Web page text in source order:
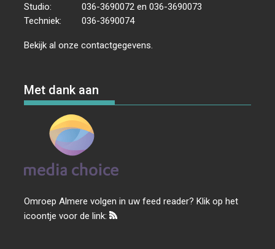
Studio:
036-3690072 en 036-3690073
Techniek:
036-3690074
Bekijk al onzecontactgegevens
Met dank aan
Omroep Almere volgen in uw feed reader? Klik op het
icoontje voor de link: